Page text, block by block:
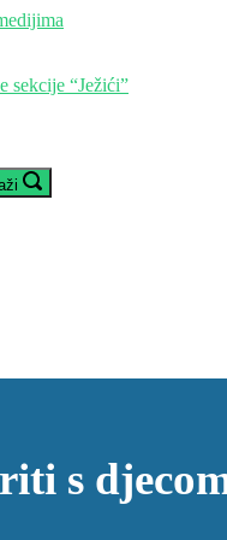
sekcije “Ježići”
s